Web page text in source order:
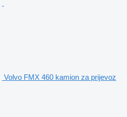
Volvo FMX 460 kamion za prijevoz